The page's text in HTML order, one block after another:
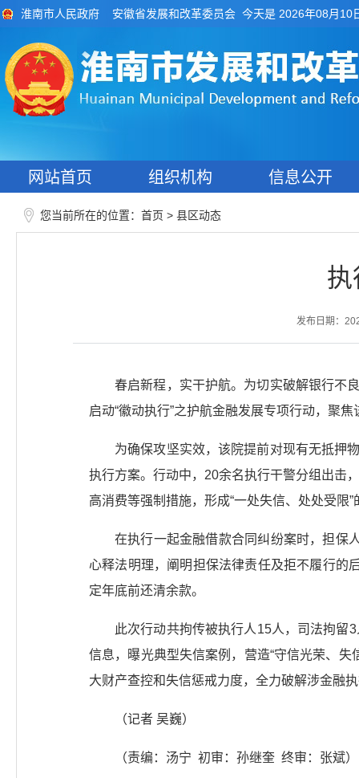
淮南市人民政府 安徽省发展和改革委员会 今天是 2026年08月10
网站首页 组织机构 信息公开
您当前所在的位置： 首页 > 县区动态
执
发布日期：
春启新程，实干护航。为切实破解银行不
启动“徽动执行”之护航金融发展专项行动，聚
为确保攻坚实效，该院提前对现有无抵押
执行方案。行动中，20余名执行干警分组出击
高消费等强制措施，形成“一处失信、处处受限”
在执行一起金融借款合同纠纷案时，担保
心释法明理，阐明担保法律责任及拒不履行的
定年底前还清余款。
此次行动共拘传被执行人15人，司法拘留
信息，曝光典型失信案例，营造“守信光荣、
大财产查控和失信惩戒力度，全力破解涉金融
（记者 吴巍）
（责编：汤宁 初审：孙继奎 终审：张斌）